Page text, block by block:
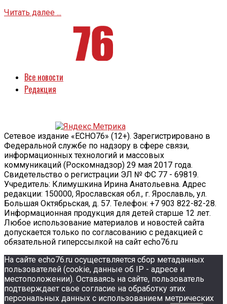
Читать далее ...
Все новости
Редакция
Сетевое издание «ECHO76» (12+). Зарегистрировано в
Федеральной службе по надзору в сфере связи,
информационных технологий и массовых
коммуникаций (Роскомнадзор) 29 мая 2017 года.
Свидетельство о регистрации ЭЛ № ФС 77 - 69819.
Учредитель: Климушкина Ирина Анатольевна. Адрес
редакции: 150000, Ярославская обл., г. Ярославль, ул.
Большая Октябрьская, д. 57. Телефон: +7 903 822-82-28.
Информационная продукция для детей старше 12 лет.
Любое использование материалов и новостей сайта
допускается только по согласованию с редакцией с
обязательной гиперссылкой на сайт echo76.ru
На сайте echo76.ru осуществляется сбор метаданных
пользователей (cookie, данные об IP - адресе и
местоположении). Оставаясь на сайте, пользователь
подтверждает свое согласие на обработку этих
персональных данных c использованием метрических